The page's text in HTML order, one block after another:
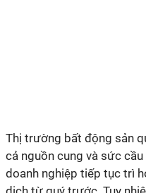
Thị trường bất động sản
cả nguồn cung và sức
doanh nghiệp tiếp tục trì